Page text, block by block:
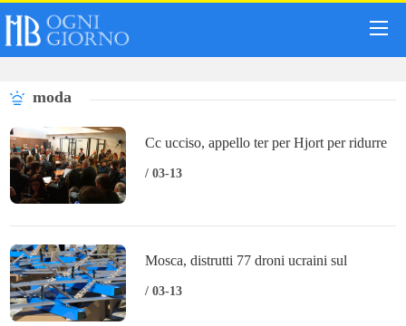
moda
Cc ucciso, appello ter per Hjort per ridurre
pena
/ 03-13
Mosca, distrutti 77 droni ucraini sul
territorio russo
/ 03-13